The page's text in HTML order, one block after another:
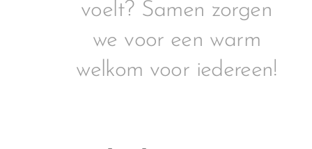
voelt? Samen zorgen
we voor een warm
welkom voor iedereen!